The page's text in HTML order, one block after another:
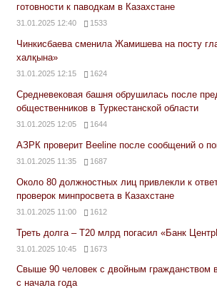
готовности к паводкам в Казахстане
31.01.2025 12:40 1533
Чинкисбаева сменила Жамишева на посту
халқына»
31.01.2025 12:15 1624
Средневековая башня обрушилась после
общественников в Туркестанской области
31.01.2025 12:05 1644
АЗРК проверит Beeline после сообщений о
31.01.2025 11:35 1687
Около 80 должностных лиц привлекли к
проверок минпросвета в Казахстане
31.01.2025 11:00 1612
Треть долга – Т20 млрд погасил «Банк
31.01.2025 10:45 1673
Свыше 90 человек с двойным гражданством
с начала года